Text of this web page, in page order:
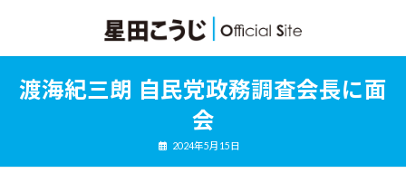
ン
ー
渡海紀三朗 自民党政務調査会長に面
会
2024年5月15日